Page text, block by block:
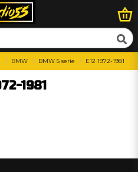
BMW BMW 5 serie E12 1972-1981
1981